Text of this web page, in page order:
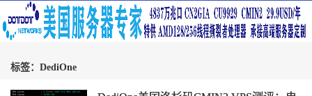
标签：DediOne